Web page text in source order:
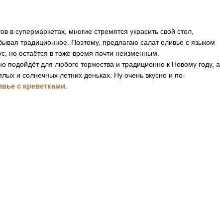
в супермаркетах, многие стремятся украсить свой стол,
традиционное. Поэтому, предлагаю салат оливье с языком
но остаётся в тоже время почти неизменным.
подойдёт для любого торжества и традиционно к Новому году, а
и солнечных летних деньках. Ну очень вкусно и по-
с креветками.